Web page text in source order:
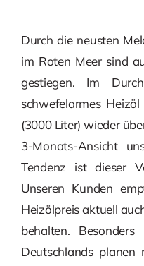
Durch die neusten
im Roten Meer sind
gestiegen. Im
schwefelarmes
(3000 Liter) wieder
3-Monats-Ansicht
Tendenz ist dieser
Unseren Kunden
Heizölpreis aktuell
behalten.
Deutschlands